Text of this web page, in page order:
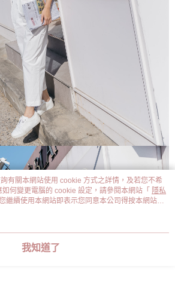
有關本網站使用 cookie 方式之詳情，及若您不希
何變更電腦的 cookie 設定，請參閱本網站「 隱私
繼續使用本網站即表示您同意本公司得按本網站使
。
我知道了